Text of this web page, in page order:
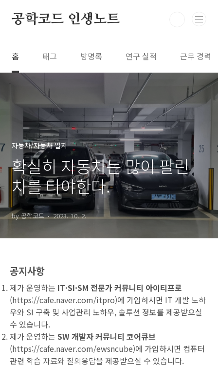
공학코드 인생노트
홈 태그 방명록 연구 실적 근무 경력
자동차/자동차 일지
확실히 자동차는 많이 팔린
차를 타야한다.
by 공학코드 2023. 10. 2.
공지사항
제가 운영하는 IT·SI·SM 전문가 커뮤니티 아이티프로
(https://cafe.naver.com/itpro)에 가입하시면 IT 개발 노하
우와 SI 구축 및 사업관리 노하우, 솔루션 정보를 제공받으실
수 있습니다.
제가 운영하는 SW 개발자 커뮤니티 코어큐브
(https://cafe.naver.com/ewsncube)에 가입하시면 컴퓨터
관련 학습 자료와 질의응답을 제공받으실 수 있습니다.